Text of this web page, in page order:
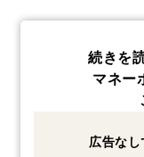
続きを
マネー
広告な